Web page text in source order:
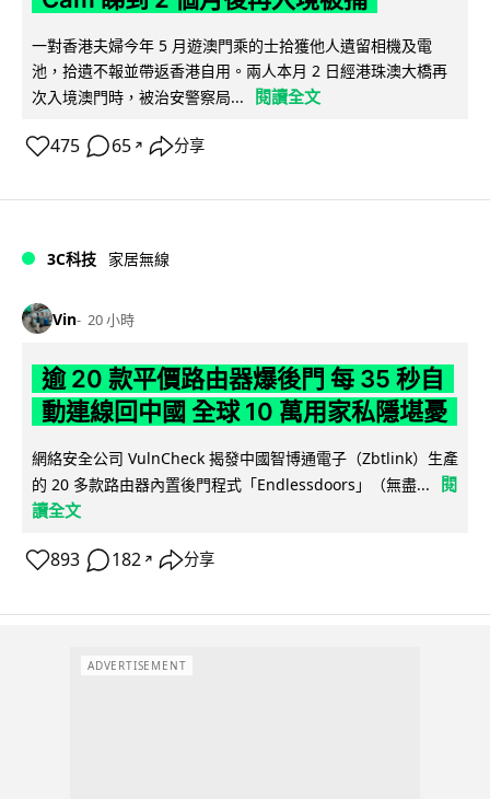
一對香港夫婦今年 5 月遊澳門乘的士拾獲他人遺留相機及電
池，拾遺不報並帶返香港自用。兩人本月 2 日經港珠澳大橋再
次入境澳門時，被治安警察局...
閱讀全文
475 65 ↗ 分享
3C科技 家居無線
Vin 20 小時
逾 20 款平價路由器爆後門 每 35 秒自
動連線回中國 全球 10 萬用家私隱堪憂
網絡安全公司 VulnCheck 揭發中國智博通電子（Zbtlink）生產
的 20 多款路由器內置後門程式「Endlessdoors」（無盡...
閱
讀全文
893 182 ↗ 分享
ADVERTISEMENT